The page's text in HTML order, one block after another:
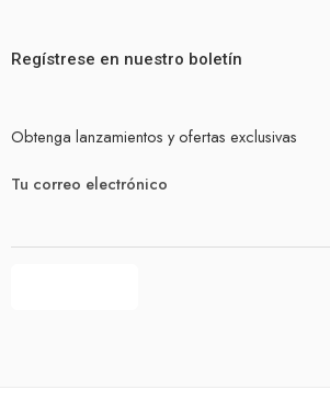
Regístrese en nuestro boletín
Obtenga lanzamientos y ofertas exclusivas
Tu correo electrónico